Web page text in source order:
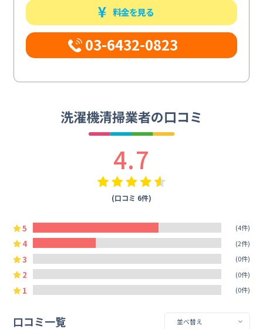
料金を見る
03-6432-0823
洗濯機清掃業者の口コミ
4.7
(口コミ 6件)
5 (4件)
4 (2件)
3 (0件)
2 (0件)
1 (0件)
口コミ一覧